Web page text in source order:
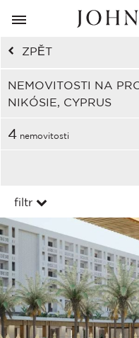
ZPĚT
NEMOVITOSTI NA
NIKÓSIE, CYPRUS
4 nemovitosti
filtr